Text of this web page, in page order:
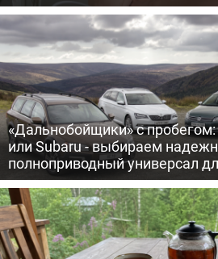
«Дальнобойщики» с пробегом:
или Subaru - выбираем
полноприводный универсал